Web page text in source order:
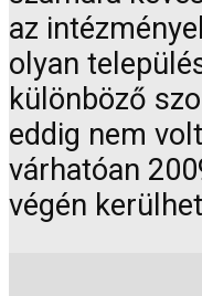
az
olyan
különböző
eddig nem
várhatóan
végén